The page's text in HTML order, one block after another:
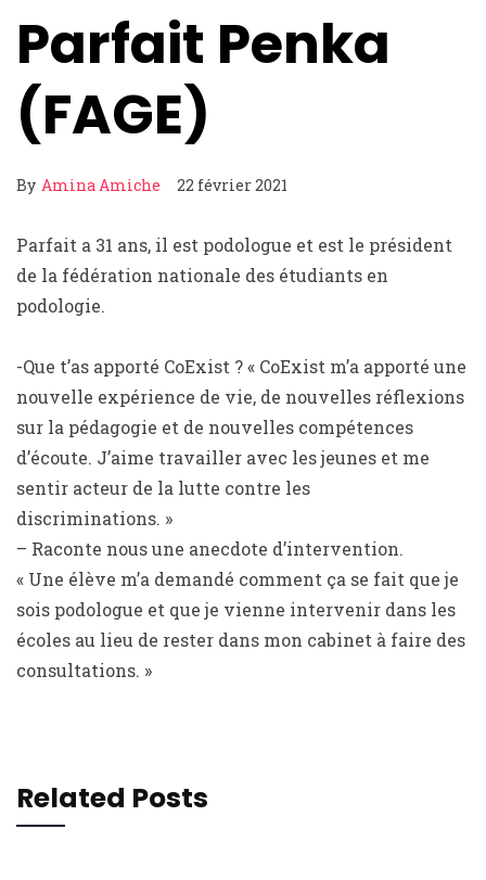
Parfait Penka
(FAGE)
By Amina Amiche 22 février 2021
Parfait a 31 ans, il est podologue et est le président
de la fédération nationale des étudiants en
podologie.
-Que t’as apporté CoExist ? « CoExist m’a apporté une
nouvelle expérience de vie, de nouvelles réflexions
sur la pédagogie et de nouvelles compétences
d’écoute. J’aime travailler avec les jeunes et me
sentir acteur de la lutte contre les
discriminations. »
– Raconte nous une anecdote d’intervention.
« Une élève m’a demandé comment ça se fait que je
sois podologue et que je vienne intervenir dans les
écoles au lieu de rester dans mon cabinet à faire des
consultations. »
Related Posts